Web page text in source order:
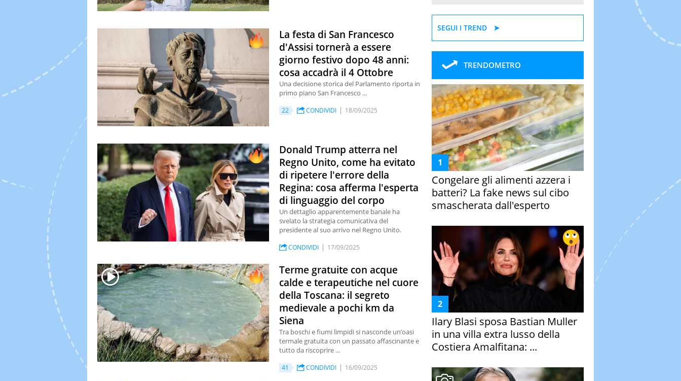
La festa di San Francesco
d'Assisi tornerà a essere
giorno festivo dopo 48 anni:
cosa accadrà il 4 Ottobre
Una decisione storica del Parlamento riporta in
primo piano San Francesco ...
22 CONDIVIDI 18/09/2025
Donald Trump atterra nel
Regno Unito, come ha evitato
di ripetere l'errore della
Regina: cosa afferma l'esperta
di linguaggio del corpo
Un dettaglio apparentemente banale ha
svelato la strategia comunicativa del
presidente al suo arrivo nel Regno Unito.
CONDIVIDI 17/09/2025
Terme gratuite con acque
calde e terapeutiche nel cuore
della Toscana: il segreto
medievale a pochi km da
Siena
Tra boschi e fiumi limpidi si nasconde un’oasi
termale gratuita con un passato affascinante e
tutto da riscoprire ...
41 CONDIVIDI 16/09/2025
SEGUI I TREND
TRENDOMETRO
Congelare gli alimenti azzera i
batteri? La fake news sul cibo
smascherata dall'esperto
Ilary Blasi sposa Bastian Muller
in una villa extra lusso della
Costiera Amalfitana: ...